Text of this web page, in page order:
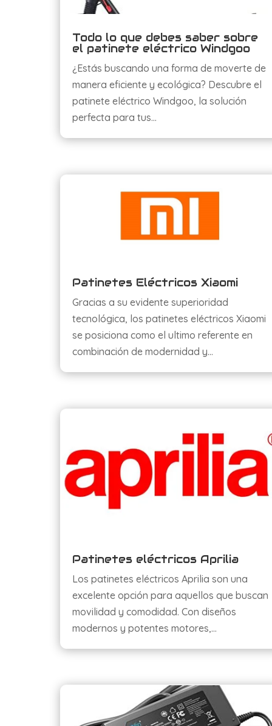
Todo lo que debes saber sobre
el patinete eléctrico Windgoo
¿Estás buscando una forma de moverte de
manera eficiente y ecológica? Descubre el
patinete eléctrico Windgoo, la solución
perfecta para tus…
Patinetes Eléctricos Xiaomi
Gracias a su evidente superioridad
tecnológica, los patinetes eléctricos Xiaomi
se posiciona como el ultimo referente en
combinación de modernidad y…
Patinetes eléctricos Aprilia
Los patinetes eléctricos Aprilia son una
excelente opción para aquellos que buscan
movilidad y comodidad. Con diseños
modernos y potentes motores,…